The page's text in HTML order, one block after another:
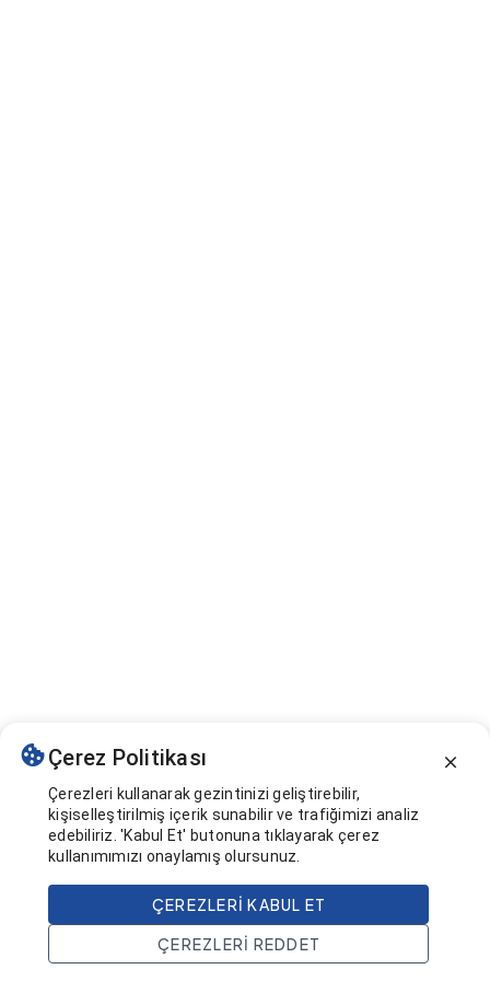
Çerez Politikası
Çerezleri kullanarak gezintinizi geliştirebilir,
kişiselleştirilmiş içerik sunabilir ve trafiğimizi analiz
edebiliriz. 'Kabul Et' butonuna tıklayarak çerez
kullanımımızı onaylamış olursunuz.
ÇEREZLERI KABUL ET
ÇEREZLERI REDDET